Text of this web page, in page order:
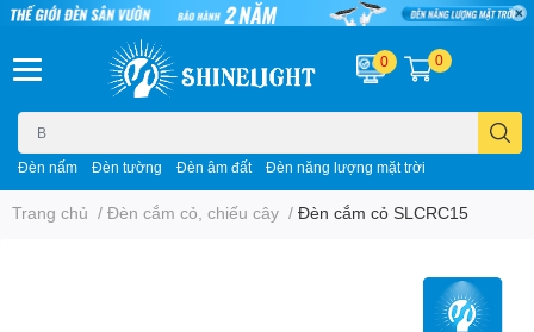
Đèn nấm Đèn tường Đèn âm đất Đèn năng lượng mặt trời
0 0
Trang chủ / Đèn cắm cỏ, chiếu cây / Đèn cắm cỏ SLCRC15